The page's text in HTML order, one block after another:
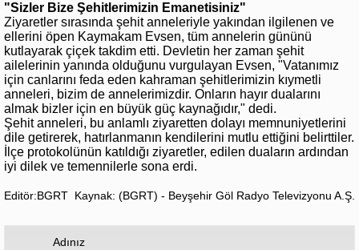
"Sizler Bize Şehitlerimizin Emanetisiniz"
Ziyaretler sırasında şehit anneleriyle yakından ilgilenen ve
ellerini öpen Kaymakam Evsen, tüm annelerin gününü
kutlayarak çiçek takdim etti. Devletin her zaman şehit
ailelerinin yanında olduğunu vurgulayan Evsen, "Vatanımız
için canlarını feda eden kahraman şehitlerimizin kıymetli
anneleri, bizim de annelerimizdir. Onların hayır dualarını
almak bizler için en büyük güç kaynağıdır," dedi.
Şehit anneleri, bu anlamlı ziyaretten dolayı memnuniyetlerini
dile getirerek, hatırlanmanın kendilerini mutlu ettiğini belirttiler.
İlçe protokolünün katıldığı ziyaretler, edilen duaların ardından
iyi dilek ve temennilerle sona erdi.
Editör:BGRT Kaynak: (BGRT) - Beyşehir Göl Radyo Televizyonu A.Ş.
Adınız